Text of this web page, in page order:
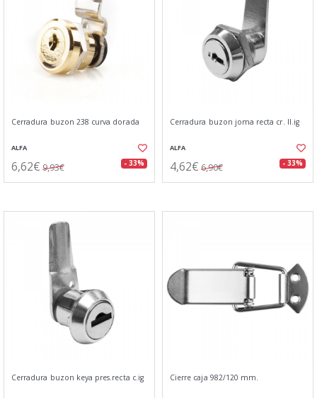
Cerradura buzon 238 curva dorada
ALFA
6,62€ 9,93€ - 33%
Cerradura buzon joma recta cr. ll.ig
ALFA
4,62€ 6,90€ - 33%
Cerradura buzon keya pres.recta c.ig Cierre caja 982/120 mm.